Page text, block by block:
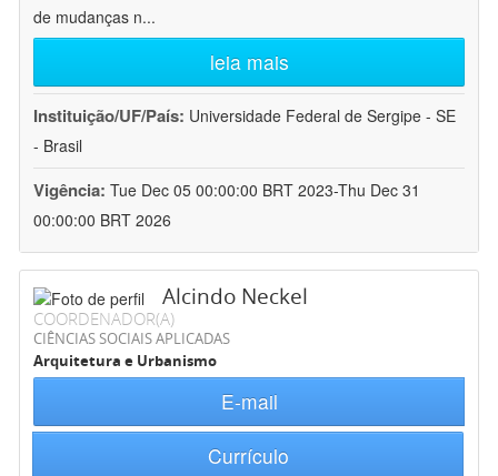
de mudanças n...
leia mais
Instituição/UF/País: Universidade Federal de Sergipe - SE
- Brasil
Vigência: Tue Dec 05 00:00:00 BRT 2023-Thu Dec 31
00:00:00 BRT 2026
Alcindo Neckel
COORDENADOR(A)
CIÊNCIAS SOCIAIS APLICADAS
Arquitetura e Urbanismo
E-mail
Currículo